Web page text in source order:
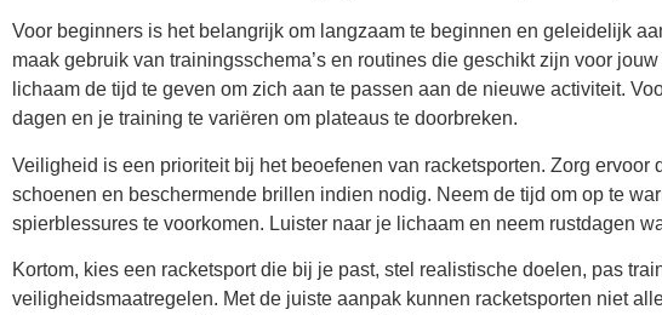
Voor beginners is het belangrijk om langzaam te beginnen en geleidelijk
maak gebruik van trainingsschema’s en routines die geschikt zijn voor
lichaam de tijd te geven om zich aan te passen aan de nieuwe activiteit.
dagen en je training te variëren om plateaus te doorbreken.
Veiligheid is een prioriteit bij het beoefenen van racketsporten. Zorg
schoenen en beschermende brillen indien nodig. Neem de tijd om op te
spierblessures te voorkomen. Luister naar je lichaam en neem rustdagen
Kortom, kies een racketsport die bij je past, stel realistische doelen, pas
veiligheidsmaatregelen. Met de juiste aanpak kunnen racketsporten niet